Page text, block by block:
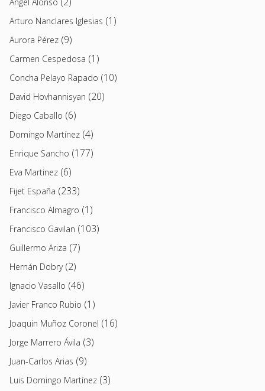
Arturo Nanclares Iglesias (1)
Aurora Pérez (9)
Carmen Cespedosa (1)
Concha Pelayo Rapado (10)
David Hovhannisyan (20)
Diego Caballo (6)
Domingo Martínez (4)
Enrique Sancho (177)
Eva Martinez (6)
Fijet España (233)
Francisco Almagro (1)
Francisco Gavilan (103)
Guillermo Ariza (7)
Hernán Dobry(2)
Ignacio Vasallo (46)
Javier Franco Rubio (1)
Joaquin Muñoz Coronel (16)
Jorge Marrero Ávila (3)
Juan-Carlos Arias (9)
Luis Domingo Martínez (3)